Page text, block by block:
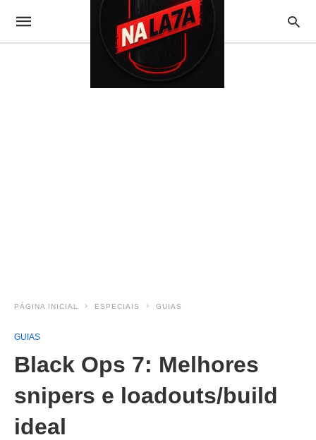
PÁGINA INICIAL ESPECIAIS GUIAS
GUIAS
Black Ops 7: Melhores
snipers e loadouts/build
ideal